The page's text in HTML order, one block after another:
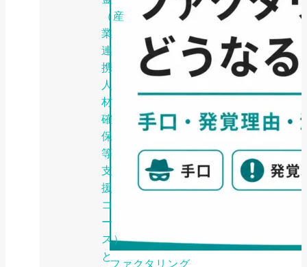
（産
業
連
携
人
材
確
保
等
支
援
コ
ー
ス）
と
ファクタリング